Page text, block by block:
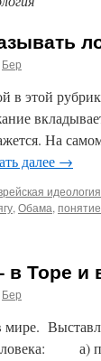
Бер
в этой
На
далее →
идеология
, Обама, понятие
Торе и
Бер
а)